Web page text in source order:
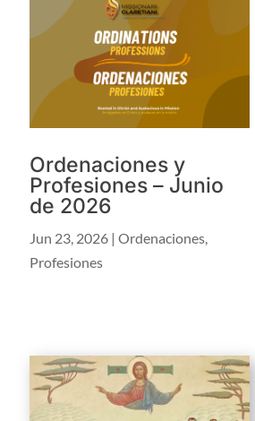
Ordenaciones y
Profesiones – Junio
de 2026
Jun 23, 2026 |Ordenaciones,
Profesiones